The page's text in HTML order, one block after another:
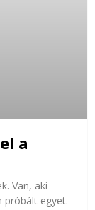
a
Van, aki
próbált egyet.